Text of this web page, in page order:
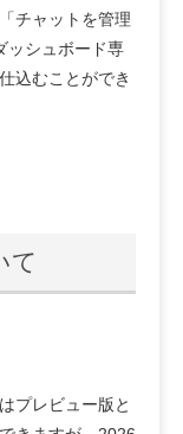
チャットを管理
ッシュボード専
込むことができ
て
プレビュー版と